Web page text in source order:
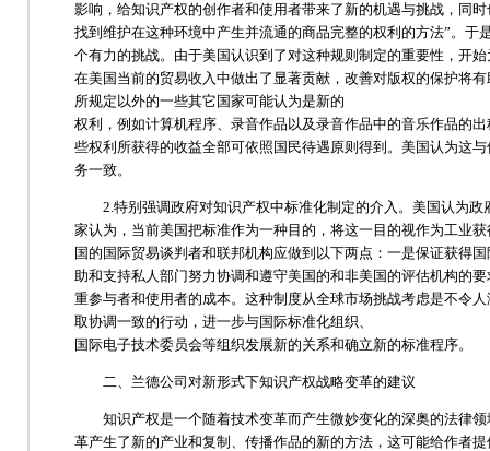
影响，给知识产权的创作者和使用者带来了新的机遇与挑战，同
找到维护在这种环境中产生并流通的商品完整的权利的方法”。
个有力的挑战。由于美国认识到了对这种规则制定的重要性，开
在美国当前的贸易收入中做出了显著贡献，改善对版权的保护将
所规定以外的一些其它国家可能认为是新的
权利，例如计算机程序、录音作品以及录音作品中的音乐作品的
些权利所获得的收益全部可依照国民待遇原则得到。美国认为这
务一致。
2.特别强调政府对知识产权中标准化制定的介入。美国认为政
家认为，当前美国把标准作为一种目的，将这一目的视作为工业
国的国际贸易谈判者和联邦机构应做到以下两点：一是保证获得
助和支持私人部门努力协调和遵守美国的和非美国的评估机构的
重参与者和使用者的成本。这种制度从全球市场挑战考虑是不令
取协调一致的行动，进一步与国际标准化组织、
国际电子技术委员会等组织发展新的关系和确立新的标准程序。
二、兰德公司对新形式下知识产权战略变革的建议
知识产权是一个随着技术变革而产生微妙变化的深奥的法律领
革产生了新的产业和复制、传播作品的新的方法，这可能给作者